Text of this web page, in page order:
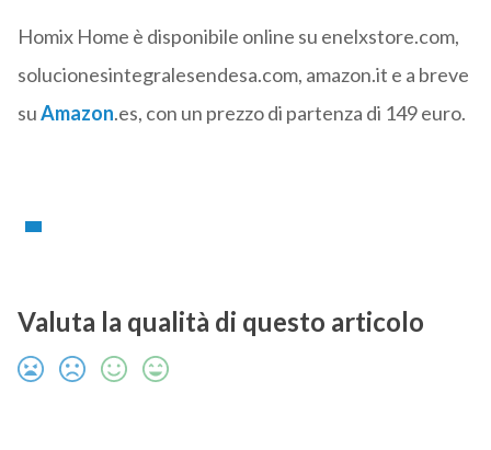
Homix Home è disponibile online su enelxstore.com,
solucionesintegralesendesa.com, amazon.it e a breve
suAmazon.es, con un prezzo di partenza di 149 euro.
Valuta la qualità di questo articolo